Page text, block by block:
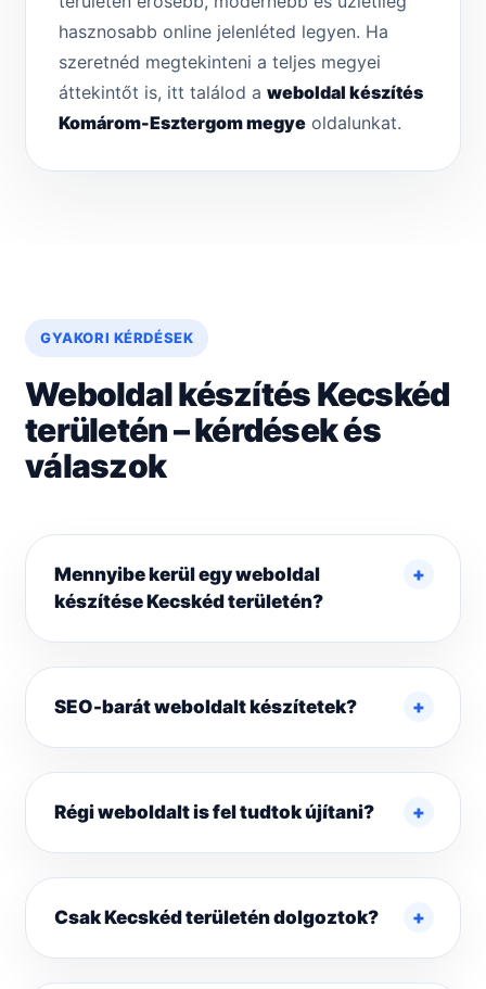
hasznosabb online jelenléted legyen. Ha
szeretnéd megtekinteni a teljes megyei
áttekintőt is, itt találod a weboldal készítés
Komárom-Esztergom megye oldalunkat.
GYAKORI KÉRDÉSEK
Weboldal készítés Kecskéd
területén – kérdések és
válaszok
Mennyibe kerül egy weboldal
készítése Kecskéd területén?
SEO-barát weboldalt készítetek?
Régi weboldalt is fel tudtok újítani?
Csak Kecskéd területén dolgoztok?